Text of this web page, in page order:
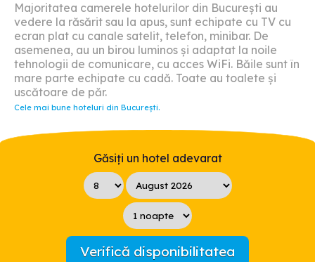
Majoritatea camerele hotelurilor din București au
vedere la răsărit sau la apus, sunt echipate cu TV cu
ecran plat cu canale satelit, telefon, minibar. De
asemenea, au un birou luminos și adaptat la noile
tehnologii de comunicare, cu acces WiFi. Băile sunt în
mare parte echipate cu cadă. Toate au toalete și
uscătoare de păr.
Cele mai bune hoteluri din București.
Găsiți un hotel adevarat
Verifică disponibilitatea